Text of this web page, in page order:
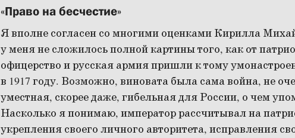
«Право на бесчестие»
Я вполне согласен со многими оценками Кирилла
у меня не сложилось полной картины того, как от
офицерство и русская армия пришли к тому
в 1917 году. Возможно, виновата была сама война, не
уместная, скорее даже, гибельная для России, о чем
Насколько я понимаю, император рассчитывал на
укрепления своего личного авторитета, исправления